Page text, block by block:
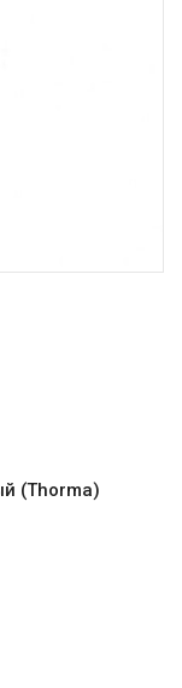
(Thorma)